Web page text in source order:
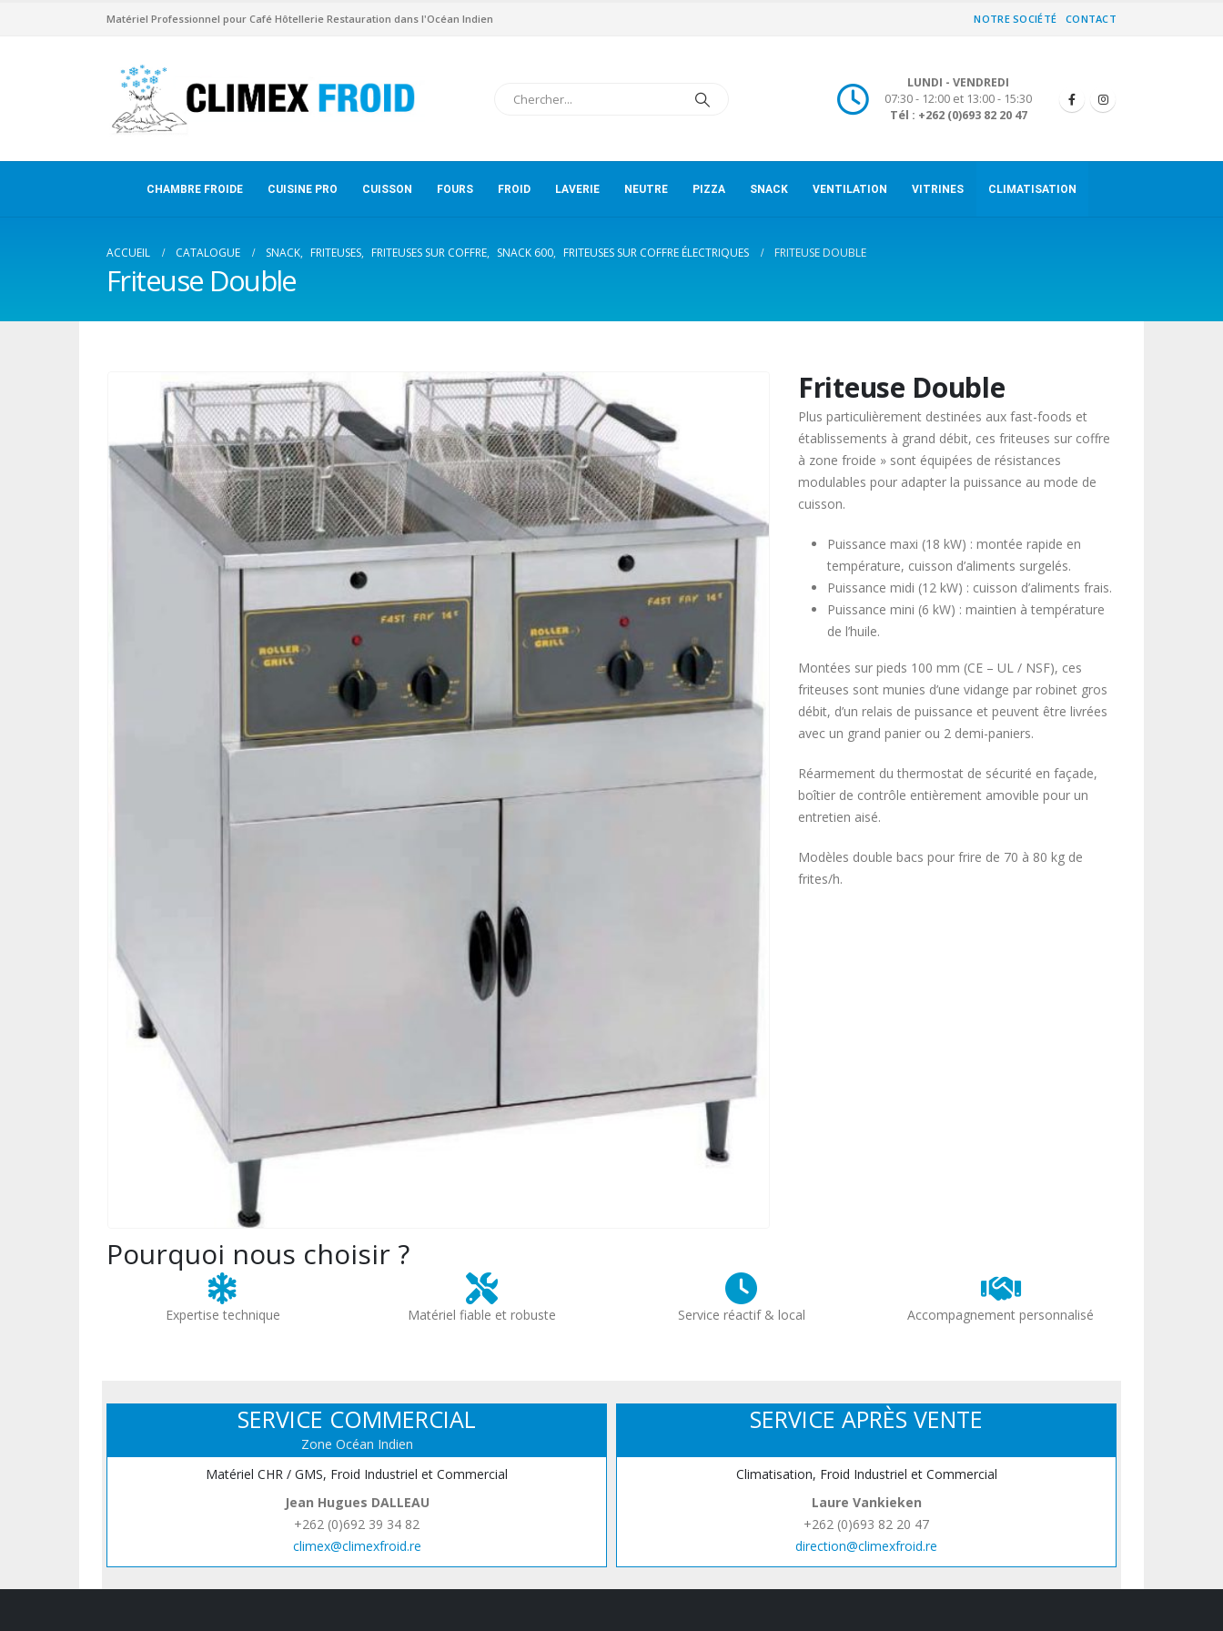
Matériel Professionnel pour Café Hôtellerie Restauration dans l'Océan Indien NOTRE SOCIÉTÉ CONTACT
LUNDI - VENDREDI
07:30 - 12:00 et 13:00 - 15:30
Tél : +262 (0)693 82 20 47
CHAMBRE FROIDE CUISINE PRO CUISSON FOURS FROID LAVERIE NEUTRE PIZZA SNACK VENTILATION VITRINES CLIMATISATION
ACCUEIL CATALOGUE SNACK, FRITEUSES, FRITEUSES SUR COFFRE, SNACK 600, FRITEUSES SUR COFFRE ÉLECTRIQUES FRITEUSE DOUBLE
Friteuse Double
Friteuse Double
Plus particulièrement destinées aux fast-foods et
établissements à grand débit, ces friteuses sur coffre
à zone froide » sont équipées de résistances
modulables pour adapter la puissance au mode de
cuisson.
Puissance maxi (18 kW) : montée rapide en
température, cuisson d’aliments surgelés.
Puissance midi (12 kW) : cuisson d’aliments frais.
Puissance mini (6 kW) : maintien à température
de l’huile.
Montées sur pieds 100 mm (CE – UL / NSF), ces
friteuses sont munies d’une vidange par robinet gros
débit, d’un relais de puissance et peuvent être livrées
avec un grand panier ou 2 demi-paniers.
Réarmement du thermostat de sécurité en façade,
boîtier de contrôle entièrement amovible pour un
entretien aisé.
Modèles double bacs pour frire de 70 à 80 kg de
frites/h.
Pourquoi nous choisir ?
Expertise technique Matériel fiable et robuste Service réactif & local Accompagnement personnalisé
SERVICE COMMERCIAL
Zone Océan Indien
Matériel CHR / GMS, Froid Industriel et Commercial
Jean Hugues DALLEAU
+262 (0)692 39 34 82
climex@climexfroid.re
SERVICE APRÈS VENTE
Climatisation, Froid Industriel et Commercial
Laure Vankieken
+262 (0)693 82 20 47
direction@climexfroid.re